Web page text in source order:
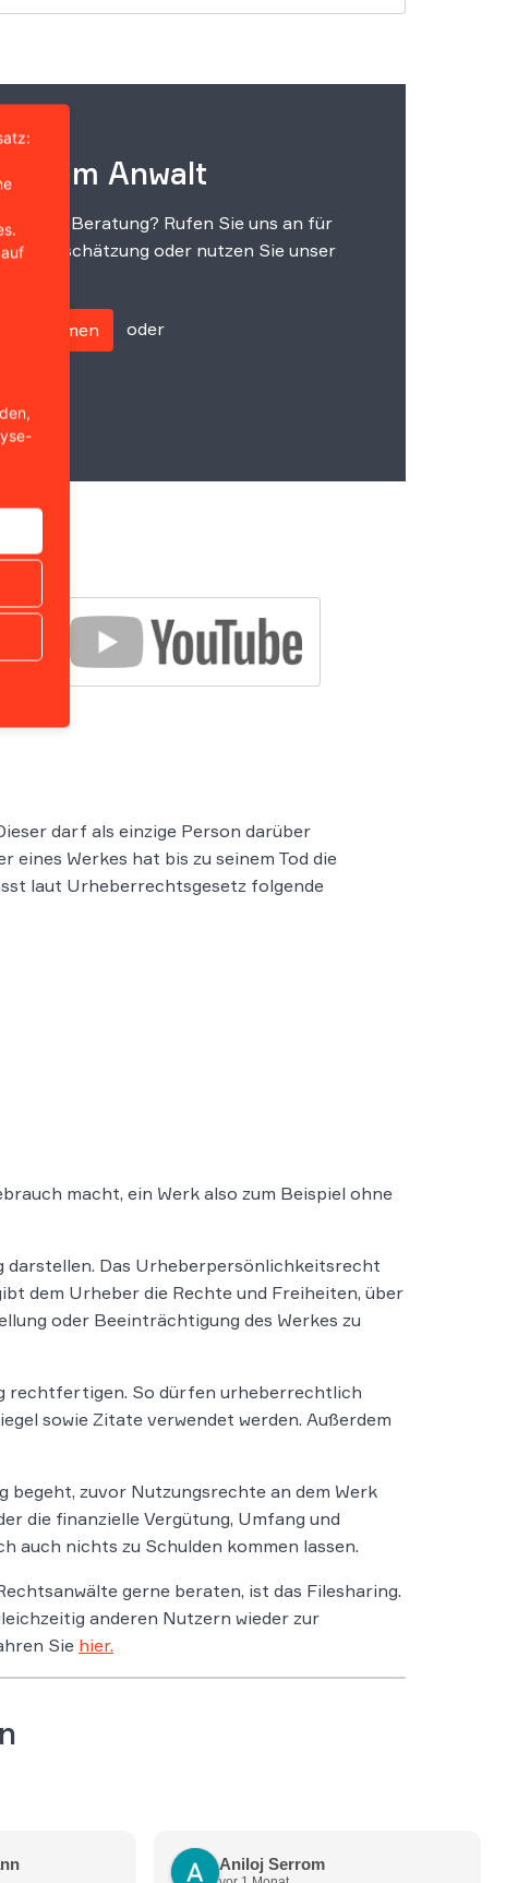
vom Anwalt
Beratung? Rufen Sie uns an für
oder nutzen Sie unser
oder
darf als einzige Person darüber
eines Werkes hat bis zu seinem Tod die
laut Urheberrechtsgesetz folgende
macht, ein Werk also zum Beispiel ohne
Das Urheberpersönlichkeitsrecht
dem Urheber die Rechte und Freiheiten, über
oder Beeinträchtigung des Werkes zu
rechtfertigen. So dürfen urheberrechtlich
sowie Zitate verwendet werden. Außerdem
begeht, zuvor Nutzungsrechte an dem Werk
die finanzielle Vergütung, Umfang und
auch nichts zu Schulden kommen lassen.
gerne beraten, ist das Filesharing.
anderen Nutzern wieder zur
Sie hier.
Aniloj Serrom